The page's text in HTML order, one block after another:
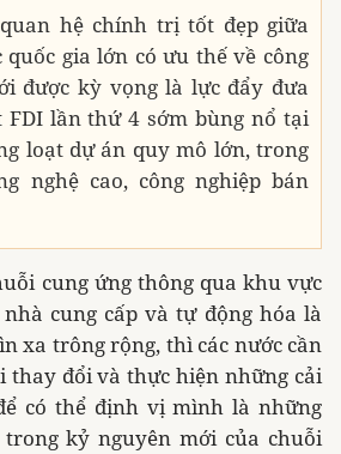
hệ chính trị tốt đẹp giữa
quốc gia lớn có ưu thế về công
được kỳ vọng là lực đẩy đưa
lần thứ 4 sớm bùng nổ tại
loạt dự án quy mô lớn, trong
nghệ cao, công nghiệp bán
cung ứng thông qua khu vực
cung cấp và tự động hóa là
xa trông rộng, thì các nước cần
thay đổi và thực hiện những cải
có thể định vị mình là những
kỷ nguyên mới của chuỗi